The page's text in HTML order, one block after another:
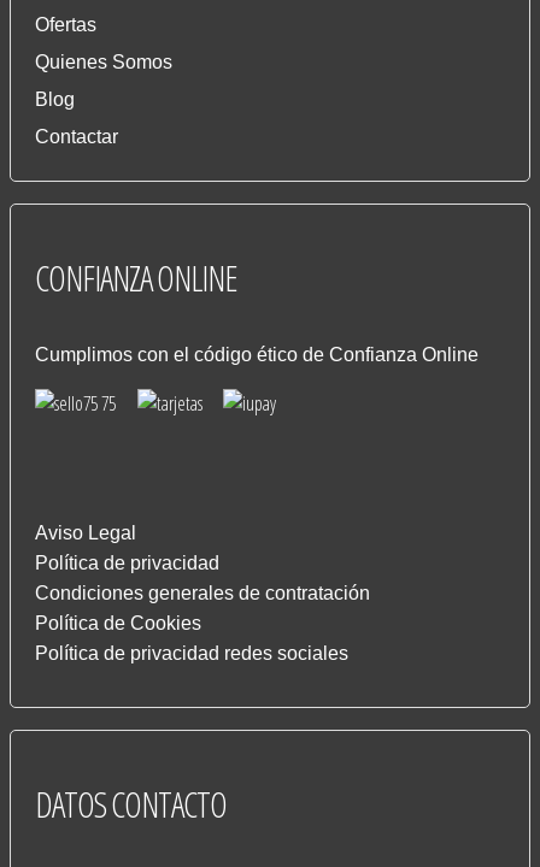
Ofertas
Quienes Somos
Blog
Contactar
CONFIANZAONLINE
Cumplimos con el código ético de Confianza Online
Aviso Legal
Política de privacidad
Condiciones generales de contratación
Política de Cookies
Política de privacidad redes sociales
DATOSCONTACTO